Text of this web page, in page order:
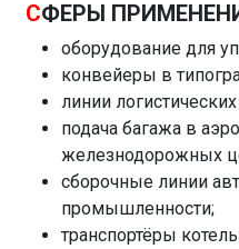
СФЕРЫ
оборудование для
конвейеры в
линии
подача багажа в
железнодорожных
сборочные линии
промышленности;
транспортёры